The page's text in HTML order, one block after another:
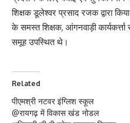
शिक्षक डूलेश्वर प्रसाद रजक द्वारा
के समस्त शिक्षक, आंगनवाड़ी कार्यकर्त्ता
समूह उपस्थित थे।
Related
पीएमश्री नटवर इंग्लिश स्कूल
@रायगढ़ में विकास खंड नोडल